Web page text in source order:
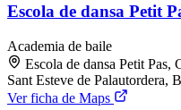
Escola de dansa Petit
Academia de baile
Escola de dansa Petit Pas,
Sant Esteve de Palautordera,
Ver ficha de Maps